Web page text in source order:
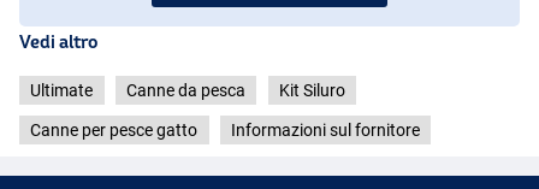
Vedi altro
Ultimate Canne da pesca Kit Siluro
Canne per pesce gatto Informazioni sul fornitore